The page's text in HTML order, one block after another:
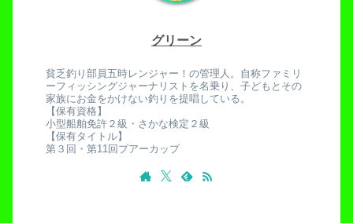
グリーン
貧乏釣り部員五時レンジャー！の管理人。自称ファミリ
ーフィッシングジャーナリストを名乗り、子どもとその
家族にお金をかけない釣りを提唱している。
【保有資格】
小型船舶免許２級・さかな検定２級
【保有タイトル】
第３回・第11回プアーカップ